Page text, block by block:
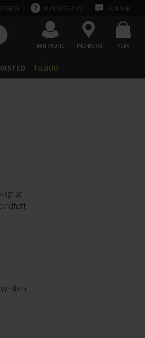
KUNDESERVICE KONTAKT
MIN PROFIL FIND BUTIK KURV
TILBUD
at
indført
frem